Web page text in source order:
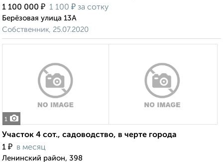
1 100 000 ₽ 1 100 ₽ за сотку
Берёзовая улица 13А
Собственник, 25.07.2020
1
Участок 4 сот., садоводство, в черте города
1 ₽ в месяц
Ленинский район, 398